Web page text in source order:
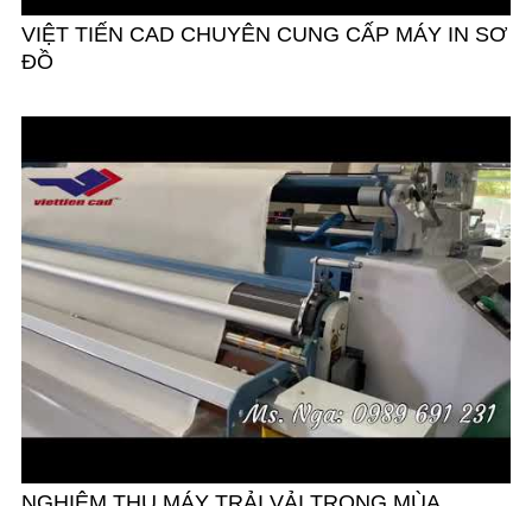
VIỆT TIẾN CAD CHUYÊN CUNG CẤP MÁY IN SƠ
ĐỒ